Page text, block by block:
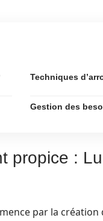
Techniques
Gestion des
propice :
par la création